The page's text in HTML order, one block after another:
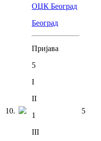
10.
ОЏК Београд
Београд
Пријава
5
I
II
1
III
5